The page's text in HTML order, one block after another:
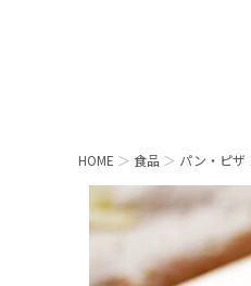
HOME 食品 パン・ピザ